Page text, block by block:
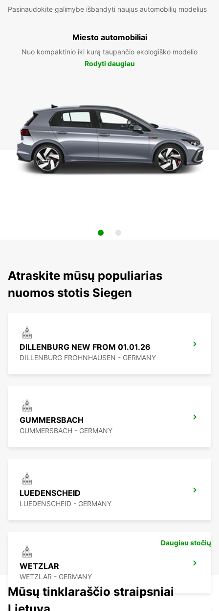
Pasinaudokite galimybe išbandyti naujus automobilių modelius
Miesto automobiliai
Nuo kompaktinio iki kurą taupančio ekologiško modelio
Rodyti daugiau
Atraskite mūsų populiarias
nuomos stotis Siegen
DILLENBURG NEW FROM 01.01.26
DILLENBURG FROHNHAUSEN - GERMANY
GUMMERSBACH
GUMMERSBACH - GERMANY
LUEDENSCHEID
LUEDENSCHEID - GERMANY
WETZLAR
WETZLAR - GERMANY
Daugiau stočių
Mūsų tinklaraščio straipsniai